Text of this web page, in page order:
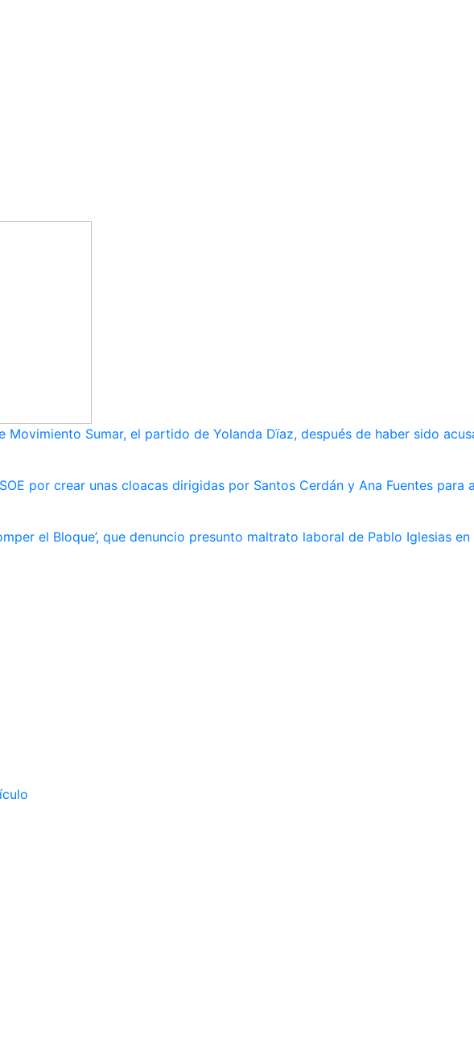
Sumar, el partido de Yolanda Dïaz, después de haber sido
por crear unas cloacas dirigidas por Santos Cerdán y Ana Fuentes
el Bloque’, que denuncio presunto maltrato laboral de Pablo Iglesias en